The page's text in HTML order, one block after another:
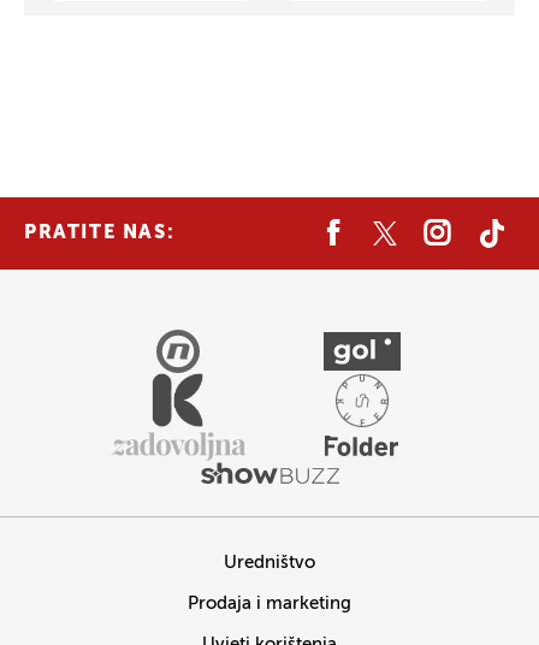
PRATITE NAS:
Uredništvo
Prodaja i marketing